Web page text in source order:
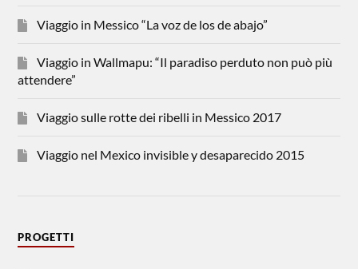
Viaggio in Messico “La voz de los de abajo”
Viaggio in Wallmapu: “Il paradiso perduto non può più
attendere”
Viaggio sulle rotte dei ribelli in Messico 2017
Viaggio nel Mexico invisible y desaparecido 2015
PROGETTI